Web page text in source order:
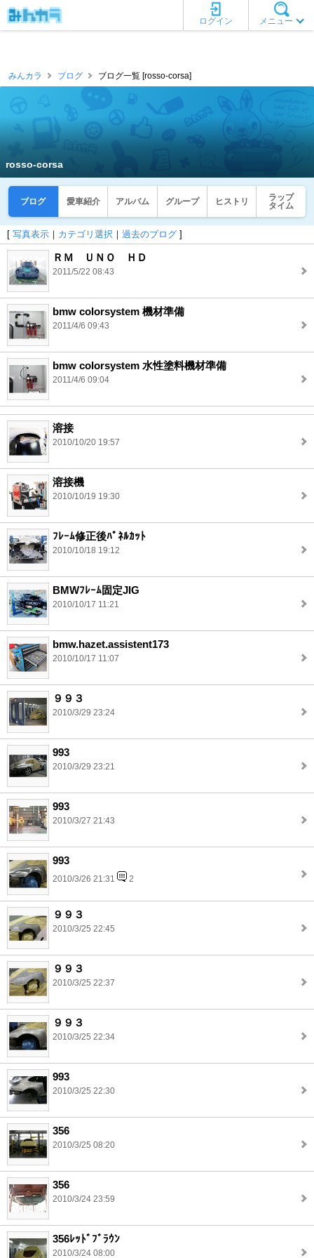
メニュー
ログイン
みんカラ ブログ ブログ一覧 [rosso-corsa]
rosso-corsa
ブログ 愛車紹介 アルバム グループ ヒストリ
ラップ
タイム
[ 写真表示 ｜ カテゴリ選択 ｜ 過去のブログ ]
ＲＭ ＵＮＯ ＨＤ
2011/5/22 08:43
bmw colorsystem 機材準備
2011/4/6 09:43
bmw colorsystem 水性塗料機材準備
2011/4/6 09:04
溶接
2010/10/20 19:57
溶接機
2010/10/19 19:30
ﾌﾚｰﾑ修正後ﾊﾟﾈﾙｶｯﾄ
2010/10/18 19:12
BMWﾌﾚｰﾑ固定JIG
2010/10/17 11:21
bmw.hazet.assistent173
2010/10/17 11:07
９９３
2010/3/29 23:24
993
2010/3/29 23:21
993
2010/3/27 21:43
993
2010/3/26 21:31 2
９９３
2010/3/25 22:45
９９３
2010/3/25 22:37
９９３
2010/3/25 22:34
993
2010/3/25 22:30
356
2010/3/25 08:20
356
2010/3/24 23:59
356ﾚｯﾄﾞﾌﾞﾗｳﾝ
2010/3/24 08:00